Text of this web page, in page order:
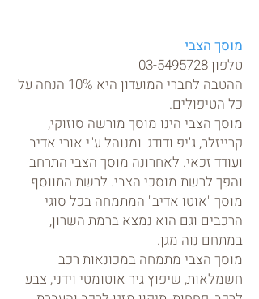
מוסך הצבי
טלפון03-5495728
ההטבה לחברי המועדון היא 10% הנחה על
כל הטיפולים.
מוסך הצבי הינו מוסך מורשה סוזוקי,
קרייזלר, ג'יפ ודודג' ומנוהל ע"י אורי אדיב
ועודד זכאי. לאחרונה מוסך הצבי התרחב
והפך לרשת מוסכי הצבי. לרשת התווסף
מוסך "אוטו אדיב" המתמחה בכל סוגי
הרכבים וגם הוא נמצא ברמת השרון,
במתחם נוה מגן.
מוסך הצבי מתמחה במכונאות רכב
חשמלאות, שיפוץ גיר אוטומטי וידני, צבע